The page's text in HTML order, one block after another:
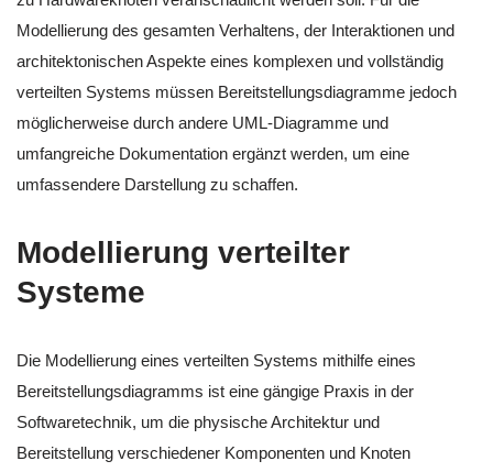
Modellierung des gesamten Verhaltens, der Interaktionen und
architektonischen Aspekte eines komplexen und vollständig
verteilten Systems müssen Bereitstellungsdiagramme jedoch
möglicherweise durch andere UML-Diagramme und
umfangreiche Dokumentation ergänzt werden, um eine
umfassendere Darstellung zu schaffen.
Modellierung verteilter
Systeme
Die Modellierung eines verteilten Systems mithilfe eines
Bereitstellungsdiagramms ist eine gängige Praxis in der
Softwaretechnik, um die physische Architektur und
Bereitstellung verschiedener Komponenten und Knoten